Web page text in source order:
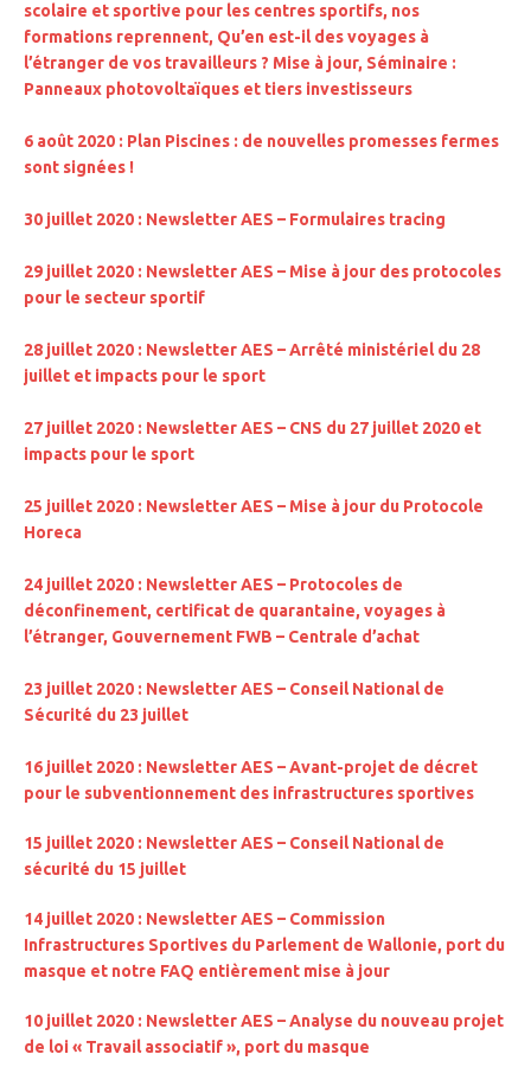
scolaire et sportive pour les centres sportifs, nos
formations reprennent, Qu’en est-il des voyages à
l’étranger de vos travailleurs ? Mise à jour, Séminaire :
Panneaux photovoltaïques et tiers investisseurs
6 août 2020 : Plan Piscines : de nouvelles promesses fermes
sont signées !
30 juillet 2020 : Newsletter AES – Formulaires tracing
29 juillet 2020 : Newsletter AES – Mise à jour des protocoles
pour le secteur sportif
28 juillet 2020 : Newsletter AES –Arrêté ministériel du 28
juillet et impacts pour le sport
27 juillet 2020 : Newsletter AES – CNS du 27 juillet 2020 et
impacts pour le sport
25 juillet 2020 : Newsletter AES – Mise à jour du Protocole
Horeca
24 juillet 2020 : Newsletter AES – Protocoles de
déconfinement, certificat de quarantaine, voyages à
l’étranger, Gouvernement FWB – Centrale d’achat
23 juillet 2020 : Newsletter AES – Conseil National de
Sécurité du 23 juillet
16 juillet 2020 : Newsletter AES –Avant-projet de décret
pour le subventionnement des infrastructures sportives
15 juillet 2020 : Newsletter AES – Conseil National de
sécurité du 15 juillet
14 juillet 2020 : Newsletter AES – Commission
Infrastructures Sportives du Parlement de Wallonie, port du
masque et notre FAQ entièrement mise à jour
10 juillet 2020 : Newsletter AES – Analyse du nouveau projet
de loi « Travail associatif », port du masque